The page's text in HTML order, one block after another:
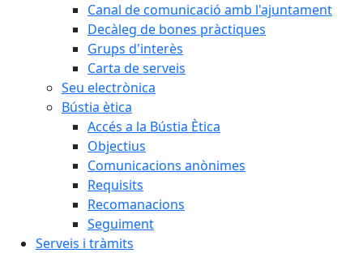
Canal de comunicació amb l'ajuntament
Decàleg de bones pràctiques
Grups d'interès
Carta de serveis
Seu electrònica
Bústia ètica
Accés a la Bústia Ètica
Objectius
Comunicacions anònimes
Requisits
Recomanacions
Seguiment
Serveis i tràmits